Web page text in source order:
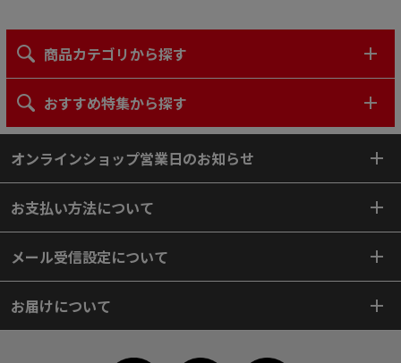
商品カテゴリから探す
おすすめ特集から探す
オンラインショップ営業日のお知らせ
お支払い方法について
メール受信設定について
お届けについて